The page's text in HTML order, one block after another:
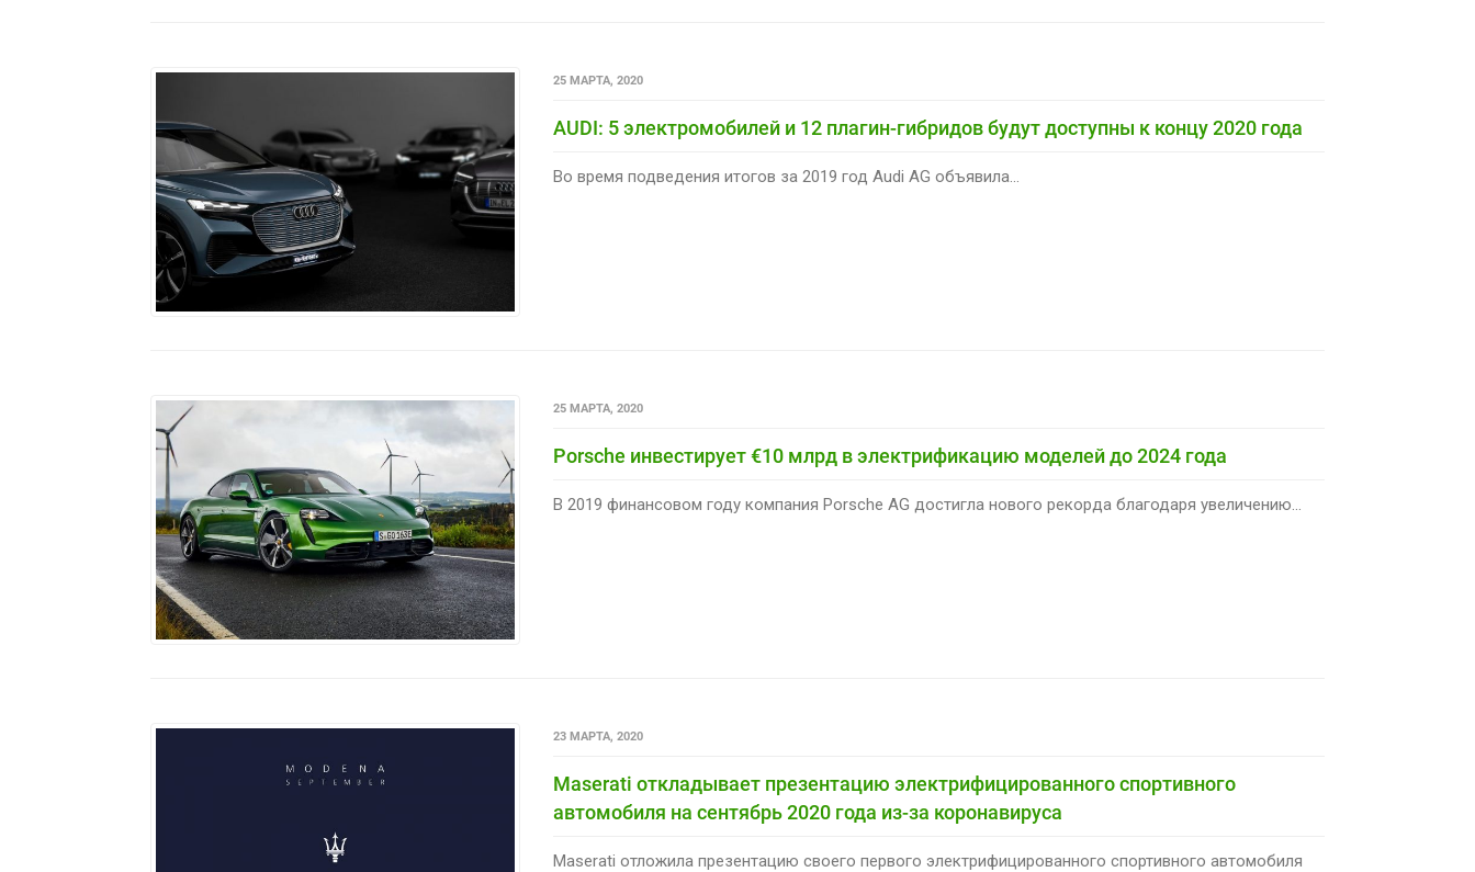
25 МАРТА, 2020
AUDI: 5 электромобилей и 12 плагин-гибридов будут доступны к концу 2020 года
Во время подведения итогов за 2019 год Audi AG объявила...
25 МАРТА, 2020
Porsche инвестирует €10 млрд в электрификацию моделей до 2024 года
В 2019 финансовом году компания Porsche AG достигла нового рекорда благодаря увеличению...
23 МАРТА, 2020
Maserati откладывает презентацию электрифицированного спортивного
автомобиля на сентябрь 2020 года из-за коронавируса
Maserati отложила презентацию своего первого электрифицированного спортивного автомобиля